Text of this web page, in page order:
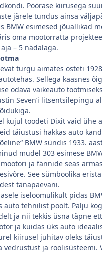
Pöörase kiirusega
järele tundus ainsa
BMW esimesed jõuallikad
oma mootorratta
– 5 nädalaga.
turgu aimates osteti
Sellega kaasnes
odava väikeauto
Seven’i litsentsilepingu
kujul toodeti Dixit vaid ühe
täiustusi hakkas auto
BMW sündis 1933.
mudel 303 esimese
ja fännide seas
See sümboolika
tänapäevani.
iseloomulikult pidas
auto tehnilist poolt. Palju
ja nii tekkis üsna täpne
ja kuidas üks auto
kiirusel juhitav oleks
vedrustust ja roolisüsteemi.